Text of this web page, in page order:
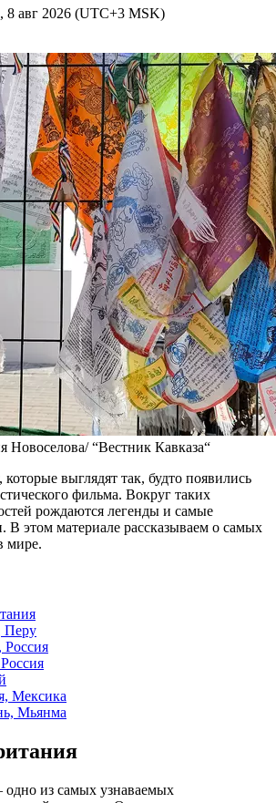
8 авг 2026 (UTC+3 MSK)
“Вестник Кавказа“
выглядят так, будто появились
фильма. Вокруг таких
рождаются легенды и самые
В этом материале рассказываем о самых
мире.
Перу
Россия
Мексика
Мьянма
из самых узнаваемых